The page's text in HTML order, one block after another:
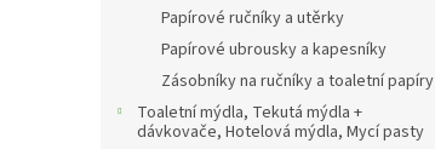
Papírové ručníky a utěrky
Papírové ubrousky a kapesníky
Zásobníky na ručníky a toaletní papíry
Toaletní mýdla, Tekutá mýdla +
dávkovače, Hotelová mýdla, Mycí pasty